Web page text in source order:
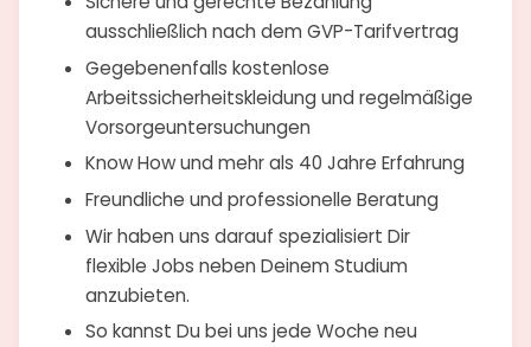
ausschließlich nach dem GVP-Tarifvertrag
Gegebenenfalls kostenlose
Arbeitssicherheitskleidung und regelmäßige
Vorsorgeuntersuchungen
Know How und mehr als 40 Jahre Erfahrung
Freundliche und professionelle Beratung
Wir haben uns darauf spezialisiert Dir
flexible Jobs neben Deinem Studium
anzubieten.
So kannst Du bei uns jede Woche neu